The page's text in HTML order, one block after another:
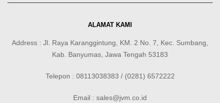
ALAMAT KAMI
Address : Jl. Raya Karanggintung, KM. 2 No. 7, Kec. Sumbang,
Kab. Banyumas, Jawa Tengah 53183
Telepon : 08113038383 / (0281) 6572222
Email : sales@jvm.co.id